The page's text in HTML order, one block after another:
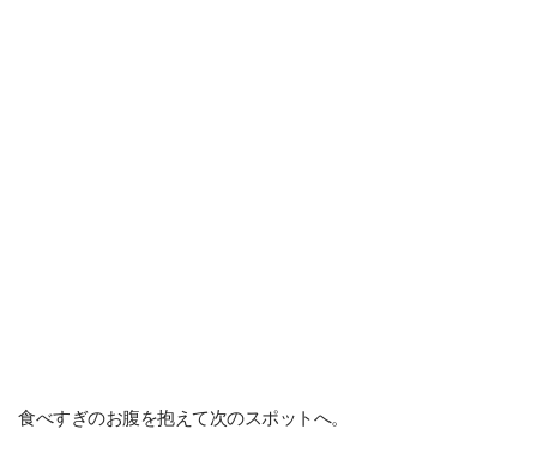
食べすぎのお腹を抱えて次のスポットへ。